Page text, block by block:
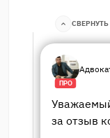
СВЕРНУТЬ
ПРО
за отзыв